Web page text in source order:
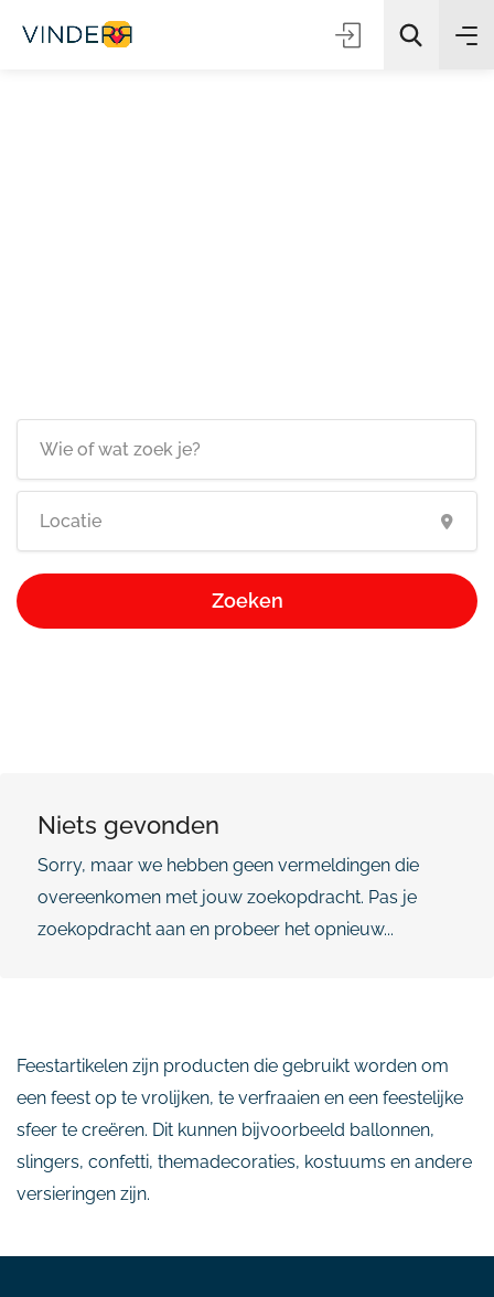
Zoeken
Niets gevonden
Sorry, maar we hebben geen vermeldingen die
overeenkomen met jouw zoekopdracht. Pas je
zoekopdracht aan en probeer het opnieuw...
Feestartikelen zijn producten die gebruikt worden om
een feest op te vrolijken, te verfraaien en een feestelijke
sfeer te creëren. Dit kunnen bijvoorbeeld ballonnen,
slingers, confetti, themadecoraties, kostuums en andere
versieringen zijn.